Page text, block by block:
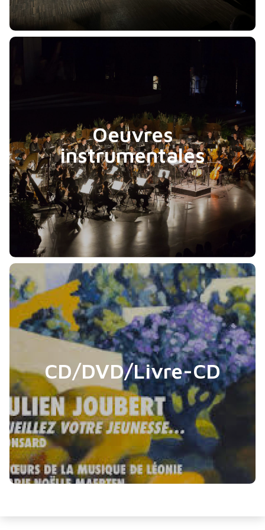
Oeuvres
instrumentales
CD/DVD/Livre-CD